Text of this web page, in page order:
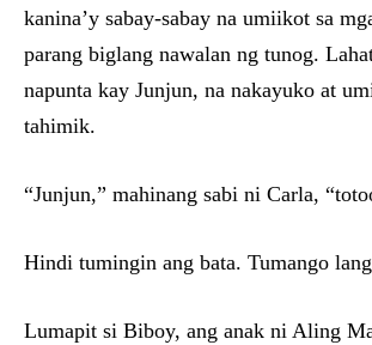
kanina’y sabay-sabay na umiikot sa
parang biglang nawalan ng tunog.
napunta kay Junjun, na nakayuko at
tahimik.
“Junjun,” mahinang sabi ni Carla,
Hindi tumingin ang bata. Tumango
Lumapit si Biboy, ang anak ni Aling